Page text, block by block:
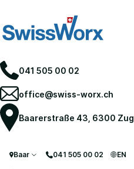
041 505 00 02
office@swiss-worx.ch
Baarerstraße 43, 6300 Zug
Baar 041 505 00 02 EN